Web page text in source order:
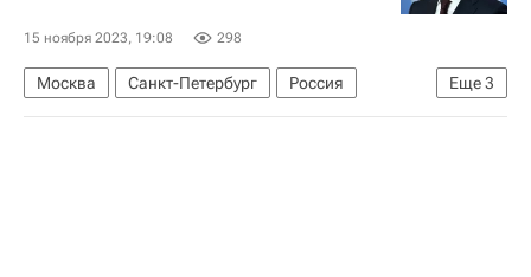
15 ноября 2023, 19:08 298
Еще3
Москва Санкт-Петербург
Россия
Марат Хуснуллин
Строительство